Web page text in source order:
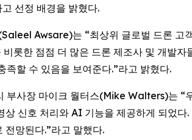
선정 배경을 밝혔다.
Awsare)는 “최상위 글로벌 드론 고
롯한 점점 더 많은 드론 제조사 및 개발
할 수 있음을 보여준다.”라고 밝혔다.
부사장 마이크 월터스(Mike Walters)는
상 신호 처리와 AI 기능을 제공하게 되었
전망된다.”라고 말했다.